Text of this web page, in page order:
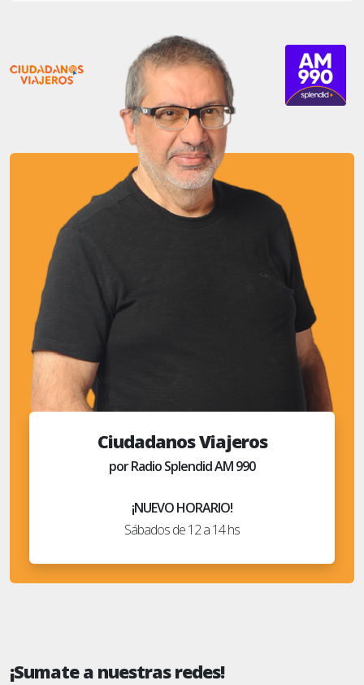
Ciudadanos Viajeros
por Radio Splendid AM 990
¡NUEVO HORARIO!
Sábados de 12 a 14 hs